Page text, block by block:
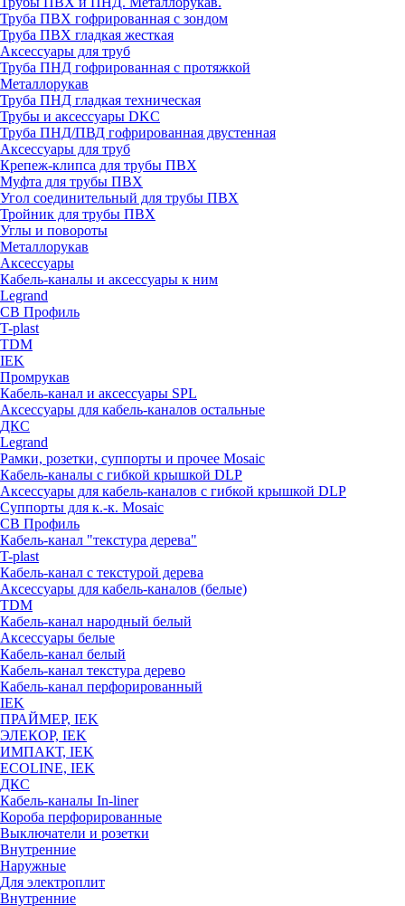
Труба ПВХ гофрированная с зондом
Труба ПВХ гладкая жесткая
Аксессуары для труб
Труба ПНД гофрированная с протяжкой
Металлорукав
Труба ПНД гладкая техническая
Трубы и аксессуары DKC
Труба ПНД/ПВД гофрированная двустенная
Аксессуары для труб
Крепеж-клипса для трубы ПВХ
Муфта для трубы ПВХ
Угол соединительный для трубы ПВХ
Тройник для трубы ПВХ
Углы и повороты
Металлорукав
Аксессуары
Кабель-каналы и аксессуары к ним
Legrand
СВ Профиль
T-plast
TDM
IEK
Промрукав
Кабель-канал и аксессуары SPL
Аксессуары для кабель-каналов остальные
ДКС
Legrand
Рамки, розетки, суппорты и прочее Mosaic
Кабель-каналы с гибкой крышкой DLP
Аксессуары для кабель-каналов с гибкой крышкой DLP
Суппорты для к.-к. Mosaic
СВ Профиль
Кабель-канал "текстура дерева"
T-plast
Кабель-канал с текстурой дерева
Аксессуары для кабель-каналов (белые)
TDM
Кабель-канал народный белый
Аксессуары белые
Кабель-канал белый
Кабель-канал текстура дерево
Кабель-канал перфорированный
IEK
ПРАЙМЕР, IEK
ЭЛЕКОР, IEK
ИМПАКТ, IEK
ECOLINE, IEK
ДКС
Кабель-каналы In-liner
Короба перфорированные
Выключатели и розетки
Внутренние
Наружные
Для электроплит
Внутренние